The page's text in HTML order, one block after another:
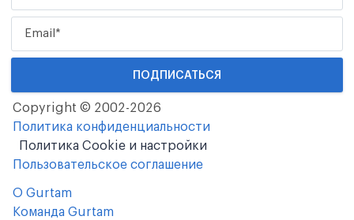
Copyright © 2002-2026
Политика конфиденциальности
Политика Cookie и настройки
Пользовательское соглашение
О Gurtam
Команда Gurtam